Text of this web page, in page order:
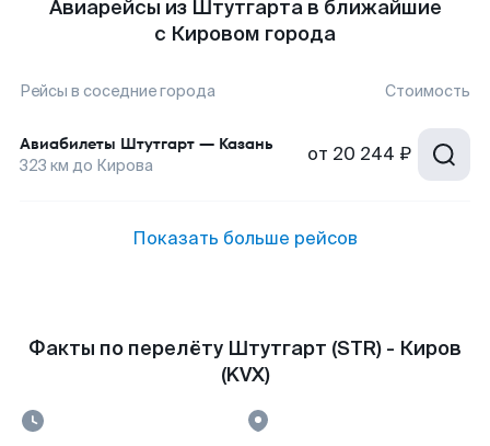
Авиарейсы из Штутгарта в ближайшие
с Кировом города
Рейсы в соседние города Стоимость
Авиабилеты Штутгарт — Казань
323 км до Кирова от 20 244 ₽
Показать больше рейсов
Факты по перелёту Штутгарт (STR) - Киров
(KVX)